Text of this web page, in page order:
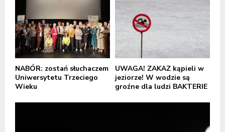
NABÓR: zostań słuchaczem
Uniwersytetu Trzeciego
Wieku
UWAGA! ZAKAZ kąpieli w
jeziorze! W wodzie są
groźne dla ludzi BAKTERIE